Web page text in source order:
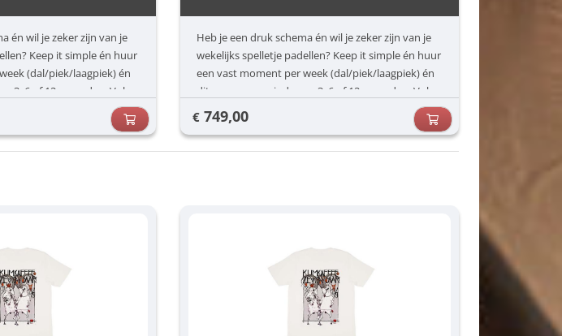
én wil je zeker zijn van je
Keep it simple én huur
(dal/piek/laagpiek) én
3, 6 of 12 maanden. Vul
uur) en dan zorgen wij
Heb je een druk schema én wil je zeker zijn van je
wekelijks spelletje padellen? Keep it simple én huur
een vast moment per week (dal/piek/laagpiek) én
dit voor een periode van 3, 6 of 12 maanden. Vul
jouw voorkeuren in (dag/uur) en dan zorgen wij
voor de rest.
€ 749,00